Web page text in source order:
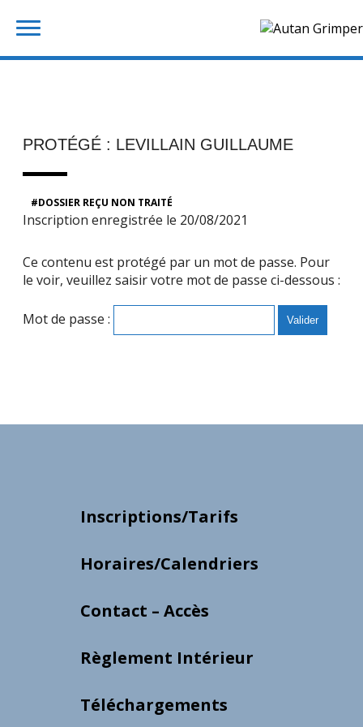
PROTÉGÉ : LEVILLAIN GUILLAUME
DOSSIER REÇU NON TRAITÉ
Inscription enregistrée le 20/08/2021
Ce contenu est protégé par un mot de passe. Pour
le voir, veuillez saisir votre mot de passe ci-dessous :
Mot de passe :
Inscriptions/Tarifs
Horaires/Calendriers
Contact – Accès
Règlement Intérieur
Téléchargements